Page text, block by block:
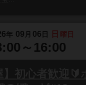
年 09 月 06 日 日 曜日
～16:00
】初心者歓迎